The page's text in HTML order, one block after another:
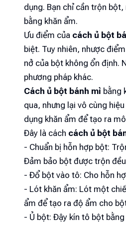
dụng. Bạn chỉ cần trộn
bằng khăn ẩm.
Ưu điểm của cách ủ bột
biệt. Tuy nhiên, nhược
nở của bột không ổn định.
phương pháp khác.
Cách ủ bột bánh mì bằng
qua, nhưng lại vô cùng
dụng khăn ẩm để tạo ra
Đây là cách cách ủ bột
- Chuẩn bị hỗn hợp bột:
Đảm bảo bột được trộn
- Đổ bột vào tô: Cho hỗn
- Lót khăn ẩm: Lót một
ẩm để tạo ra độ ẩm cho
- Ủ bột: Đậy kín tô bột